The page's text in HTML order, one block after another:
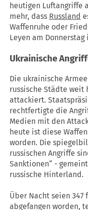
heutigen Luftangriffe
mehr, dass Russland
Waffenruhe oder
Leyen am
Ukrainische
Die ukrainische
russische Städte weit
attackiert.
rechtfertigte die
Medien mit den
heute ist diese
worden. Die
russischen Angriffe
Sanktionen“ -
russische Hinterland.
Über Nacht seien
abgefangen worden,